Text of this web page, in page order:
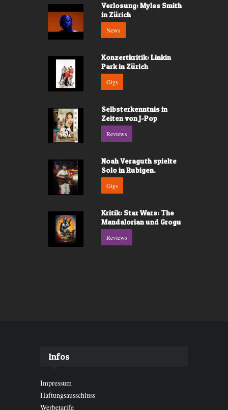
Verlosung: Myles Smith
in Zürich
News
Konzertkritik: Linkin
Park in Zürich
Gigs
Selbsterkenntnis in
Zeiten von J-Pop
Reviews
Noah Veraguth spielte
Solo in Rubigen.
Gigs
Kritik: Star Wars: The
Mandalorian und Grogu
Reviews
Infos
Impressum
Haftungsausschluss
Werbetarife